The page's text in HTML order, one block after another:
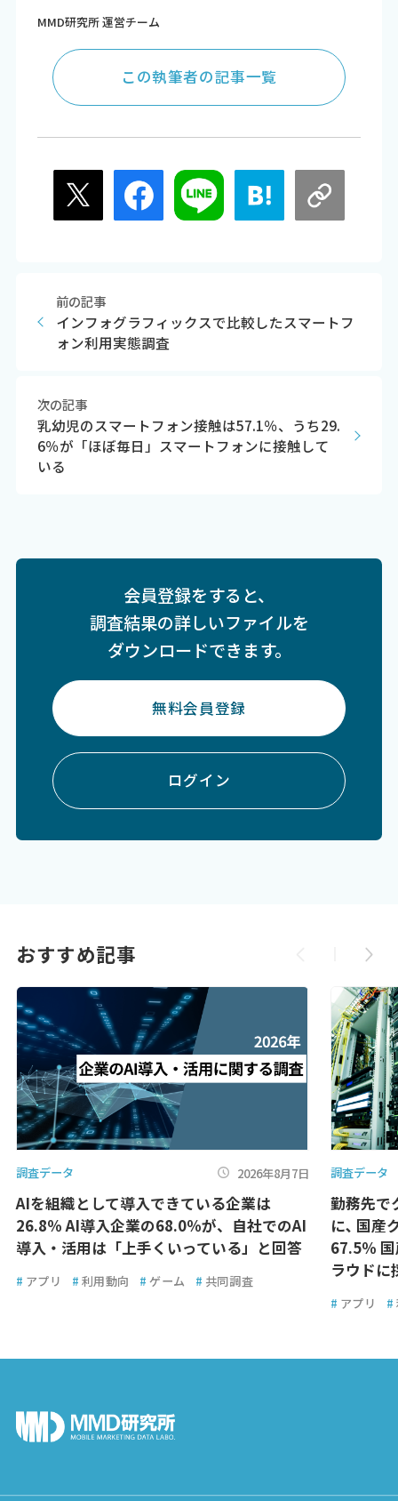
MMD研究所 運営チーム
この執筆者の記事一覧
前の記事
インフォグラフィックスで比較したスマートフ
ォン利用実態調査
次の記事
乳幼児のスマートフォン接触は57.1％、うち29.
6％が「ほぼ毎日」スマートフォンに接触して
いる
会員登録をすると、
調査結果の詳しいファイルを
ダウンロードできます。
無料会員登録
ログイン
おすすめ記事
調査データ 2026年8月7日
AIを組織として導入できている企業は
26.8％ AI導入企業の68.0％が、自社でのAI
導入・活用は「上手くいっている」と回答
# アプリ # 利用動向 # ゲーム # 共同調査
調査データ
勤務先で
に､ 国産
67.5％
ラウドに
# アプリ #